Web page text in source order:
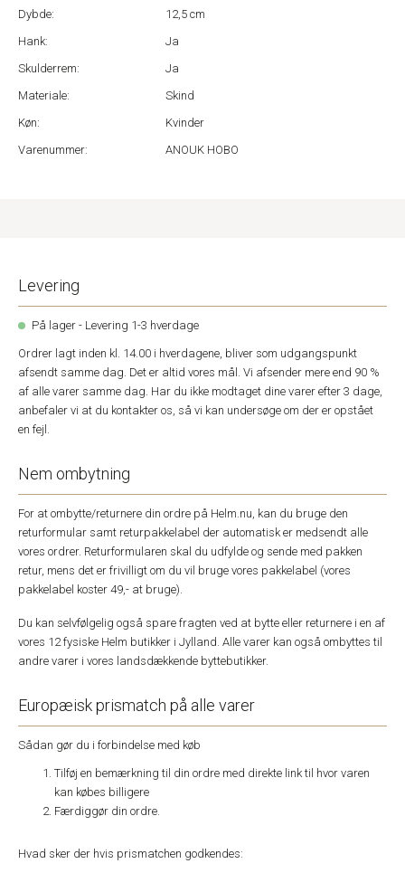
Dybde:
12,5 cm
Hank:
Ja
Skulderrem:
Ja
Materiale:
Skind
Køn:
Kvinder
Varenummer:
ANOUK HOBO
Levering
På lager - Levering 1-3 hverdage
Ordrer lagt inden kl. 14.00 i hverdagene, bliver som udgangspunkt
afsendt samme dag. Det er altid vores mål. Vi afsender mere end 90 %
af alle varer samme dag. Har du ikke modtaget dine varer efter 3 dage,
anbefaler vi at du kontakter os, så vi kan undersøge om der er opstået
en fejl.
Nem ombytning
For at ombytte/returnere din ordre på Helm.nu, kan du bruge den
returformular samt returpakkelabel der automatisk er medsendt alle
vores ordrer. Returformularen skal du udfylde og sende med pakken
retur, mens det er frivilligt om du vil bruge vores pakkelabel (vores
pakkelabel koster 49,- at bruge).
Du kan selvfølgelig også spare fragten ved at bytte eller returnere i en af
vores 12 fysiske Helm butikker i Jylland. Alle varer kan også ombyttes til
andre varer i vores landsdækkende byttebutikker.
Europæisk prismatch på alle varer
Sådan gør du i forbindelse med køb
Tilføj en bemærkning til din ordre med direkte link til hvor varen
kan købes billigere
Færdiggør din ordre.
Hvad sker der hvis prismatchen godkendes: